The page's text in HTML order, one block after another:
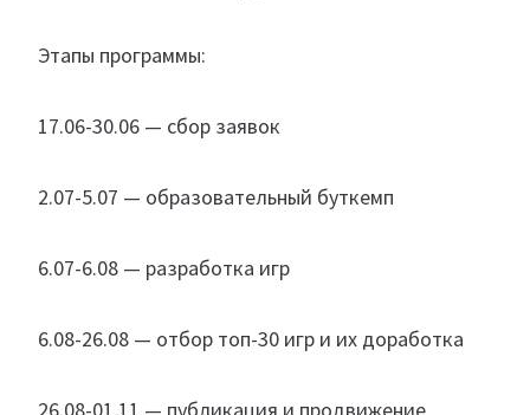
Этапы программы:
17.06-30.06 — сбор заявок
2.07-5.07 — образовательный буткемп
6.07-6.08 — разработка игр
6.08-26.08 — отбор топ-30 игр и их доработка